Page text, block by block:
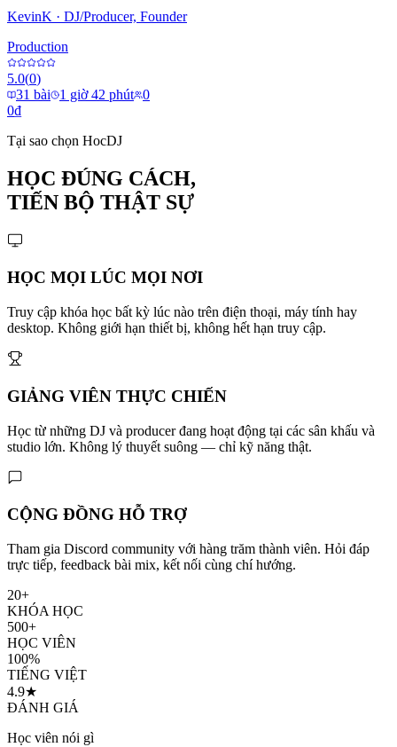
KevinK · DJ/Producer, Founder
Production
5.0(0)
31 bài 1 giờ 42 phút 0
0₫
Tại sao chọn HocDJ
HỌC ĐÚNG CÁCH,
TIẾN BỘ THẬT SỰ
HỌC MỌI LÚC MỌI NƠI
Truy cập khóa học bất kỳ lúc nào trên điện thoại, máy tính hay
desktop. Không giới hạn thiết bị, không hết hạn truy cập.
GIẢNG VIÊN THỰC CHIẾN
Học từ những DJ và producer đang hoạt động tại các sân khấu và
studio lớn. Không lý thuyết suông — chỉ kỹ năng thật.
CỘNG ĐỒNG HỖ TRỢ
Tham gia Discord community với hàng trăm thành viên. Hỏi đáp
trực tiếp, feedback bài mix, kết nối cùng chí hướng.
20+
KHÓA HỌC
500+
HỌC VIÊN
100%
TIẾNG VIỆT
4.9★
ĐÁNH GIÁ
Học viên nói gì